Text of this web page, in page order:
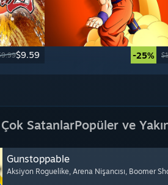
$9.59 -25%
SatanlarPopüler ve
Gunstoppable
Aksiyon Roguelike, Arena Nişancısı, Boomer